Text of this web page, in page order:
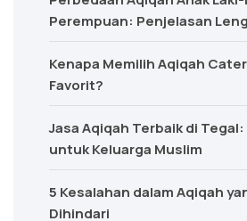
Perempuan: Penjelasan
Kenapa Memilih Aqiqah
Favorit?
Jasa Aqiqah Terbaik di
untuk Keluarga Muslim
5 Kesalahan dalam Aqiqah
Dihindari